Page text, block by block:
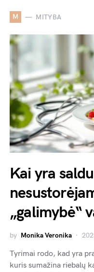
M MITYBA
Kai yra
„galimybė“
by Monika Veronika
Tyrimai rodo, kad yra
kuris sumažina riebalų